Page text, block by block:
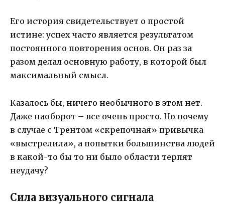
Его история свидетельствует о простой
истине: успех часто является результатом
постоянного повторения основ. Он раз за
разом делал основную работу, в которой был
максимальный смысл.
Казалось бы, ничего необычного в этом нет.
Даже наоборот – все очень просто. Но почему
в случае с Трентом «скрепочная» привычка
«выстрелила», а попытки большинства людей
в какой-то бы то ни было области терпят
неудачу?
Сила визуального сигнала